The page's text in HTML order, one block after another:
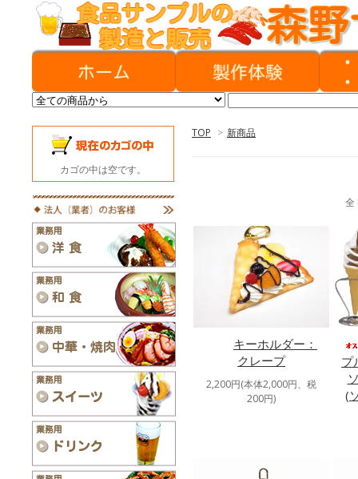
TOP > 新商品
全
キーホルダー：
クレープ
2,200円(本体2,000円、税
200円)
プ
(
カゴの中は空です。